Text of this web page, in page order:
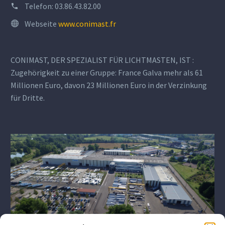
Telefon: 03.86.43.82.00
Webseite www.conimast.fr
CONIMAST, DER SPEZIALIST FÜR LICHTMASTEN, IST :
Zugehörigkeit zu einer Gruppe: France Galva mehr als 61
Millionen Euro, davon 23 Millionen Euro in der Verzinkung
für Dritte.